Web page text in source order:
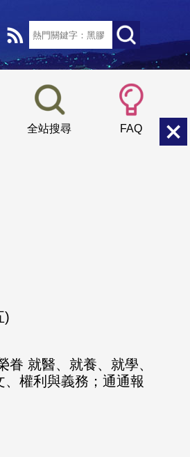
全站搜尋 FAQ
小 中
)
就醫、就養、就學、
權利與義務；通通報